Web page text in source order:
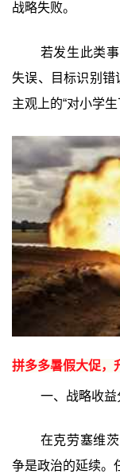
战略失败。
若发生此类
失误、目标识别错
主观上的“对小学
拼多多暑假大促，
一、战略收益
在克劳塞维
争是政治的延续。